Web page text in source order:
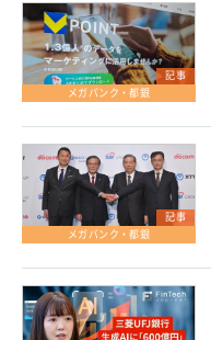
記事
メガバンク・都銀
記事
メガバンク・都銀